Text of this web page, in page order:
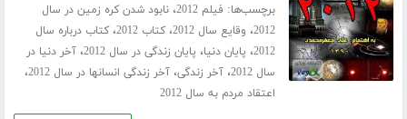
برچسب‌ها: فیلم 2012 ،نابود شدن کره زمین در سال
2012، وقایع سال 2012 ،کتاب 2012 ،کتاب درباره سال
2012، پایان دنیا، پایان زندگی در سال 2012 ،آخر دنیا در
سال 2012
،آخر زندگی،آخر زندگی انسانها در سال 2012 ،
اعتقاد مردم به سال 2012